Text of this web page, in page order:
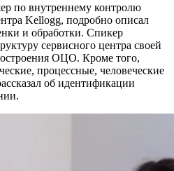
по внутреннему контролю
Kellogg, подробно описал
и обработки. Спикер
сервисного центра своей
ОЦО. Кроме того,
процессные, человеческие
об идентификации